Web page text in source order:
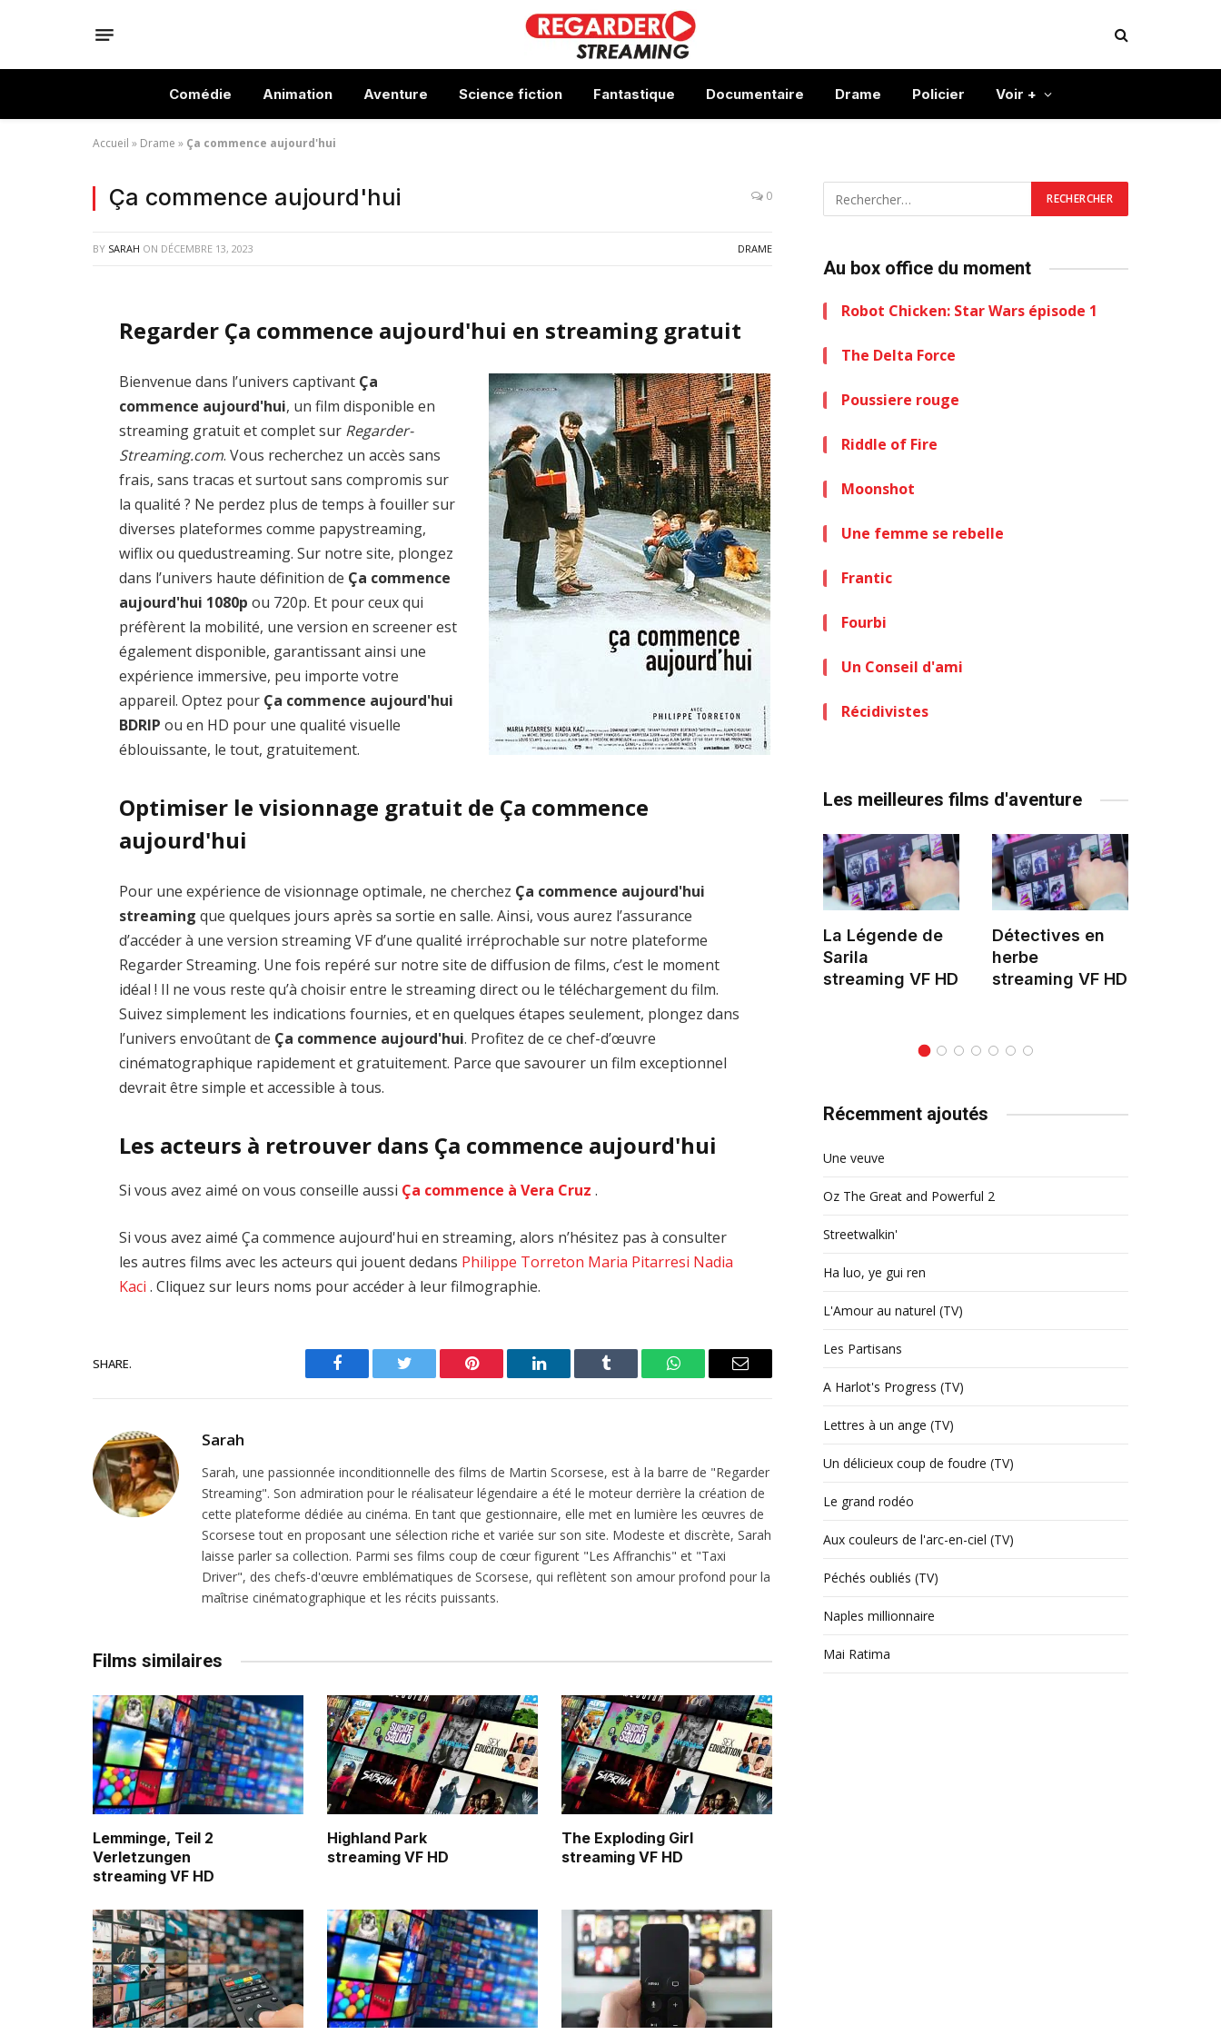
Comédie Animation Aventure Science fiction Fantastique Documentaire Drame Policier Voir +
Accueil » Drame » Ça commence aujourd'hui
Ça commence aujourd'hui 0
BY SARAH ON DÉCEMBRE 13, 2023 DRAME
Regarder Ça commence aujourd'hui en streaming gratuit
Bienvenue dans l’univers captivant Ça
commence aujourd'hui, un film disponible en
streaming gratuit et complet sur Regarder-
Streaming.com. Vous recherchez un accès sans
frais, sans tracas et surtout sans compromis sur
la qualité ? Ne perdez plus de temps à fouiller sur
diverses plateformes comme papystreaming,
wiflix ou quedustreaming. Sur notre site, plongez
dans l’univers haute définition de Ça commence
aujourd'hui 1080p ou 720p. Et pour ceux qui
préfèrent la mobilité, une version en screener est
également disponible, garantissant ainsi une
expérience immersive, peu importe votre
appareil. Optez pour Ça commence aujourd'hui
BDRIP ou en HD pour une qualité visuelle
éblouissante, le tout, gratuitement.
Optimiser le visionnage gratuit de Ça commence
aujourd'hui
Pour une expérience de visionnage optimale, ne cherchez Ça commence aujourd'hui
streaming que quelques jours après sa sortie en salle. Ainsi, vous aurez l’assurance
d’accéder à une version streaming VF d’une qualité irréprochable sur notre plateforme
Regarder Streaming. Une fois repéré sur notre site de diffusion de films, c’est le moment
idéal ! Il ne vous reste qu’à choisir entre le streaming direct ou le téléchargement du film.
Suivez simplement les indications fournies, et en quelques étapes seulement, plongez dans
l’univers envoûtant de Ça commence aujourd'hui. Profitez de ce chef-d’œuvre
cinématographique rapidement et gratuitement. Parce que savourer un film exceptionnel
devrait être simple et accessible à tous.
Les acteurs à retrouver dans Ça commence aujourd'hui
Si vous avez aimé on vous conseille aussi Ça commence à Vera Cruz .
Si vous avez aimé Ça commence aujourd'hui en streaming, alors n’hésitez pas à consulter
les autres films avec les acteurs qui jouent dedans Philippe Torreton Maria Pitarresi Nadia
Kaci . Cliquez sur leurs noms pour accéder à leur filmographie.
SHARE.
Facebook Twitter Pinterest LinkedIn Tumblr WhatsAppEmail
Sarah
Sarah, une passionnée inconditionnelle des films de Martin Scorsese, est à la barre de "Regarder
Streaming". Son admiration pour le réalisateur légendaire a été le moteur derrière la création de
cette plateforme dédiée au cinéma. En tant que gestionnaire, elle met en lumière les œuvres de
Scorsese tout en proposant une sélection riche et variée sur son site. Modeste et discrète, Sarah
laisse parler sa collection. Parmi ses films coup de cœur figurent "Les Affranchis" et "Taxi
Driver", des chefs-d'œuvre emblématiques de Scorsese, qui reflètent son amour profond pour la
maîtrise cinématographique et les récits puissants.
Films similaires
Lemminge, Teil 2
Verletzungen
streaming VF HD
Highland Park
streaming VF HD
The Exploding Girl
streaming VF HD
Au box office du moment
Robot Chicken: Star Wars épisode 1
The Delta Force
Poussiere rouge
Riddle of Fire
Moonshot
Une femme se rebelle
Frantic
Fourbi
Un Conseil d'ami
Récidivistes
Les meilleures films d'aventure
Zenon: Girl of
the 21st Century
streaming VF HD
La Légende des
1000 dragons
streaming VF HD
La Légende de
Sarila
streaming VF HD
Détectives en
herbe
streaming VF HD
Récemment ajoutés
Une veuve
Oz The Great and Powerful 2
Streetwalkin'
Ha luo, ye gui ren
L'Amour au naturel (TV)
Les Partisans
A Harlot's Progress (TV)
Lettres à un ange (TV)
Un délicieux coup de foudre (TV)
Le grand rodéo
Aux couleurs de l'arc-en-ciel (TV)
Péchés oubliés (TV)
Naples millionnaire
Mai Ratima